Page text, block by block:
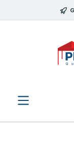
Zum Hauptinhalt